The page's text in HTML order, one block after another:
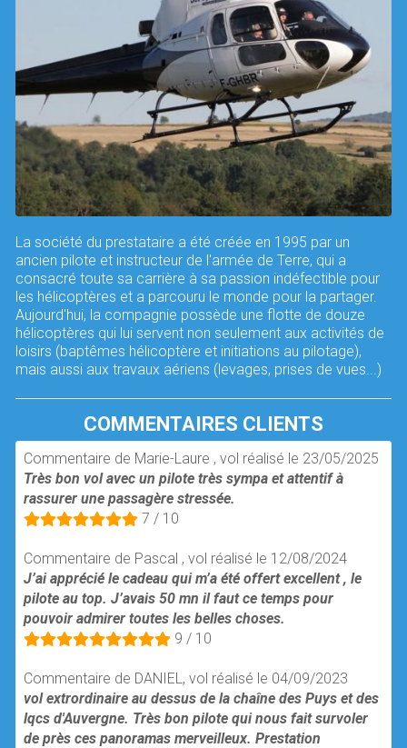
La société du prestataire a été créée en 1995 par un
ancien pilote et instructeur de l'armée de Terre, qui a
consacré toute sa carrière à sa passion indéfectible pour
les hélicoptères et a parcouru le monde pour la partager.
Aujourd'hui, la compagnie possède une flotte de douze
hélicoptères qui lui servent non seulement aux activités de
loisirs (baptêmes hélicoptère et initiations au pilotage),
mais aussi aux travaux aériens (levages, prises de vues...)
COMMENTAIRES CLIENTS
Commentaire de Marie-Laure , vol réalisé le 23/05/2025
Très bon vol avec un pilote très sympa et attentif à
rassurer une passagère stressée.
7 / 10
Commentaire de Pascal , vol réalisé le 12/08/2024
J’ai apprécié le cadeau qui m’a été offert excellent , le
pilote au top. J’avais 50 mn il faut ce temps pour
pouvoir admirer toutes les belles choses.
9 / 10
Commentaire de DANIEL, vol réalisé le 04/09/2023
vol extrordinaire au dessus de la chaîne des Puys et des
lqcs d'Auvergne. Très bon pilote qui nous fait survoler
de près ces panoramas merveilleux. Prestation